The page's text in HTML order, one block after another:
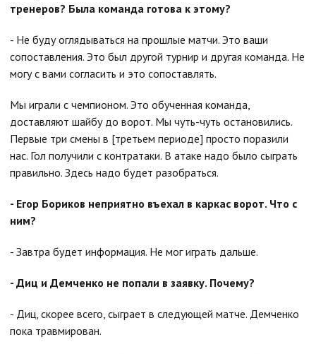
тренеров? Была команда готова к этому?
- Не буду оглядываться на прошлые матчи. Это ваши
сопоставления. Это был другой турнир и другая команда. Не
могу с вами согласить и это сопоставлять.
Мы играли с чемпионом. Это обученная команда,
доставляют шайбу до ворот. Мы чуть-чуть остановились.
Первые три смены в [третьем периоде] просто поразили
нас. Гол получили с контратаки. В атаке надо было сыграть
правильно. Здесь надо будет разобраться.
- Егор Бориков неприятно въехал в каркас ворот. Что с
ним?
- Завтра будет информация. Не мог играть дальше.
- Диц и Демченко не попали в заявку. Почему?
- Диц, скорее всего, сыграет в следующей матче. Демченко
пока травмирован.